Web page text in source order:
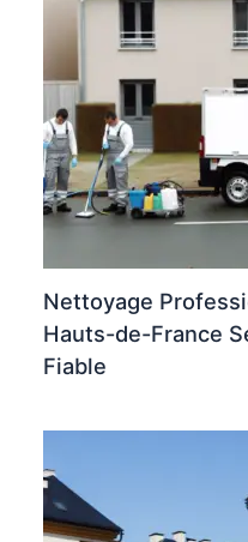
Nettoyage
Hauts-de-France
Fiable